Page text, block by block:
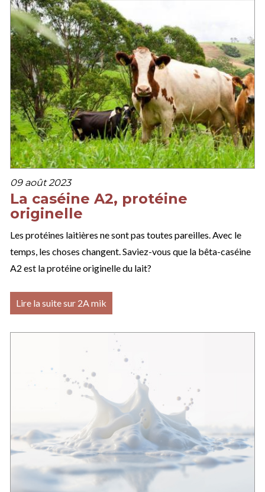
09 août 2023
La caséine A2, protéine
originelle
Les protéines laitières ne sont pas toutes pareilles. Avec le
temps, les choses changent. Saviez-vous que la bêta-caséine
A2 est la protéine originelle du lait?
Lire la suite sur 2A mik